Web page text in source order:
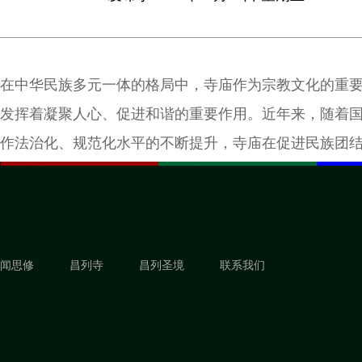
在中华民族多元一体的格局中，寺庙作为宗教文化的重
发挥着凝聚人心、促进和谐的重要作用。近年来，随着
作法治化、规范化水平的不断提升，寺庙在促进民族团
闻思修 昌列寺 昌列圣境 联系我们